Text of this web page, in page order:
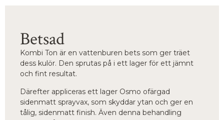
Betsad
Kombi Ton är en vattenburen bets som ger träet
dess kulör. Den sprutas på i ett lager för ett jämnt
och fint resultat.
Därefter appliceras ett lager Osmo ofärgad
sidenmatt sprayvax, som skyddar ytan och ger en
tålig, sidenmatt finish. Även denna behandling